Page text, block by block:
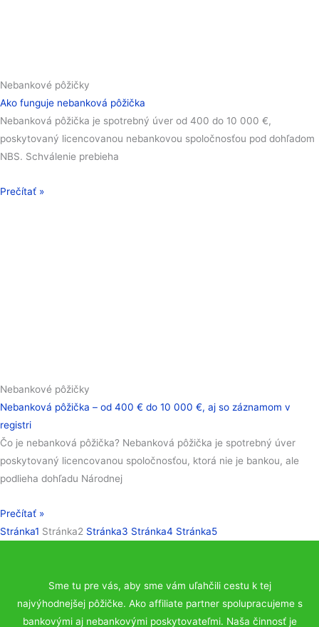
Nebankové pôžičky
Ako funguje nebanková pôžička
Nebanková pôžička je spotrebný úver od 400 do 10 000 €,
poskytovaný licencovanou nebankovou spoločnosťou pod dohľadom
NBS. Schválenie prebieha
Prečítať »
Nebankové pôžičky
Nebanková pôžička – od 400 € do 10 000 €, aj so záznamom v
registri
Čo je nebanková pôžička? Nebanková pôžička je spotrebný úver
poskytovaný licencovanou spoločnosťou, ktorá nie je bankou, ale
podlieha dohľadu Národnej
Prečítať »
Stránka1 Stránka2 Stránka3 Stránka4 Stránka5
Sme tu pre vás, aby sme vám uľahčili cestu k tej
najvýhodnejšej pôžičke. Ako affiliate partner spolupracujeme s
bankovými aj nebankovými poskytovateľmi. Naša činnosť je